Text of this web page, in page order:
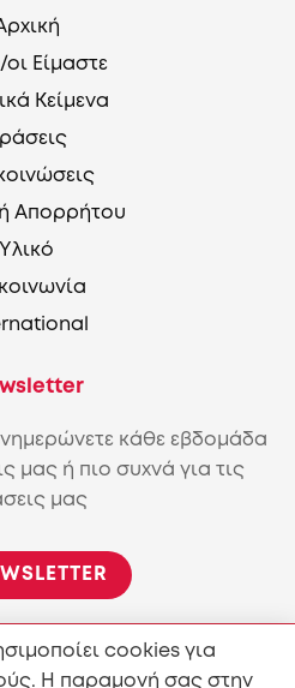
οι Είμαστε
Κείμενα
Απορρήτου
Υλικό
κάθε εβδομάδα
μας ή πιο συχνά για τις
μας
και διανομή του περιεχόμενου
cookies για
Η παραμονή σας στην